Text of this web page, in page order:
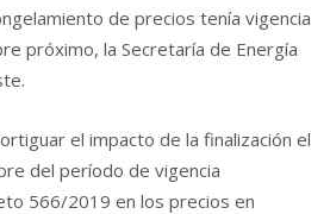
de precios tenía vigencia
próximo, la Secretaría de Energía
el impacto de la finalización el
del período de vigencia
566/2019 en los precios en